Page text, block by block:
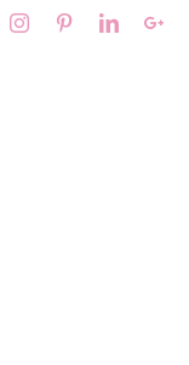
InstagramPinterestLinkedin